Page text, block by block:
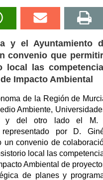
y el Ayuntamiento
convenio que
local las
Impacto Ambiental
de la Región de
Ambiente,
y del otro lado el M.
por D.
un convenio de
local las
Ambiental de
de planes y